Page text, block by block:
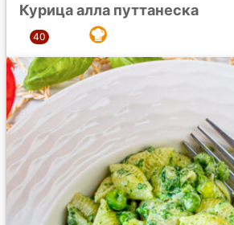
Курица алла путтанеска